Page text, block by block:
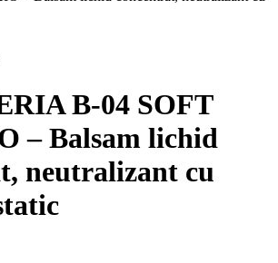
B-04 SOFT
– Balsam lichid
neutralizant cu